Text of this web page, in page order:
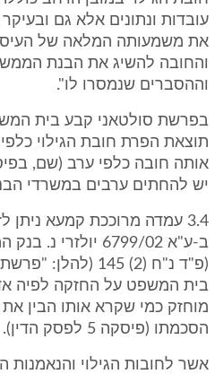
עובדות ונתונים אלא גם
את משמעותה המלאה של
והחובה להשיג את הבנת
וההסברים שנמסרו לו".
בפרשת סולטאני קבע בית
תוצאת הפרת חובת הגילוי
יש להחתים ערבים במשרדי
3.4 עמדה מרוככת קמעא
ב-ע"א 6799/02
(פ"ד נ"ח (2) 145
בית המשפט על החזקה לפיה
מוחזק כמי שקרא אותו הבין את
הסכמתו (פיסקה 5 לפסק הדין).
אשר לחובות הגילוי